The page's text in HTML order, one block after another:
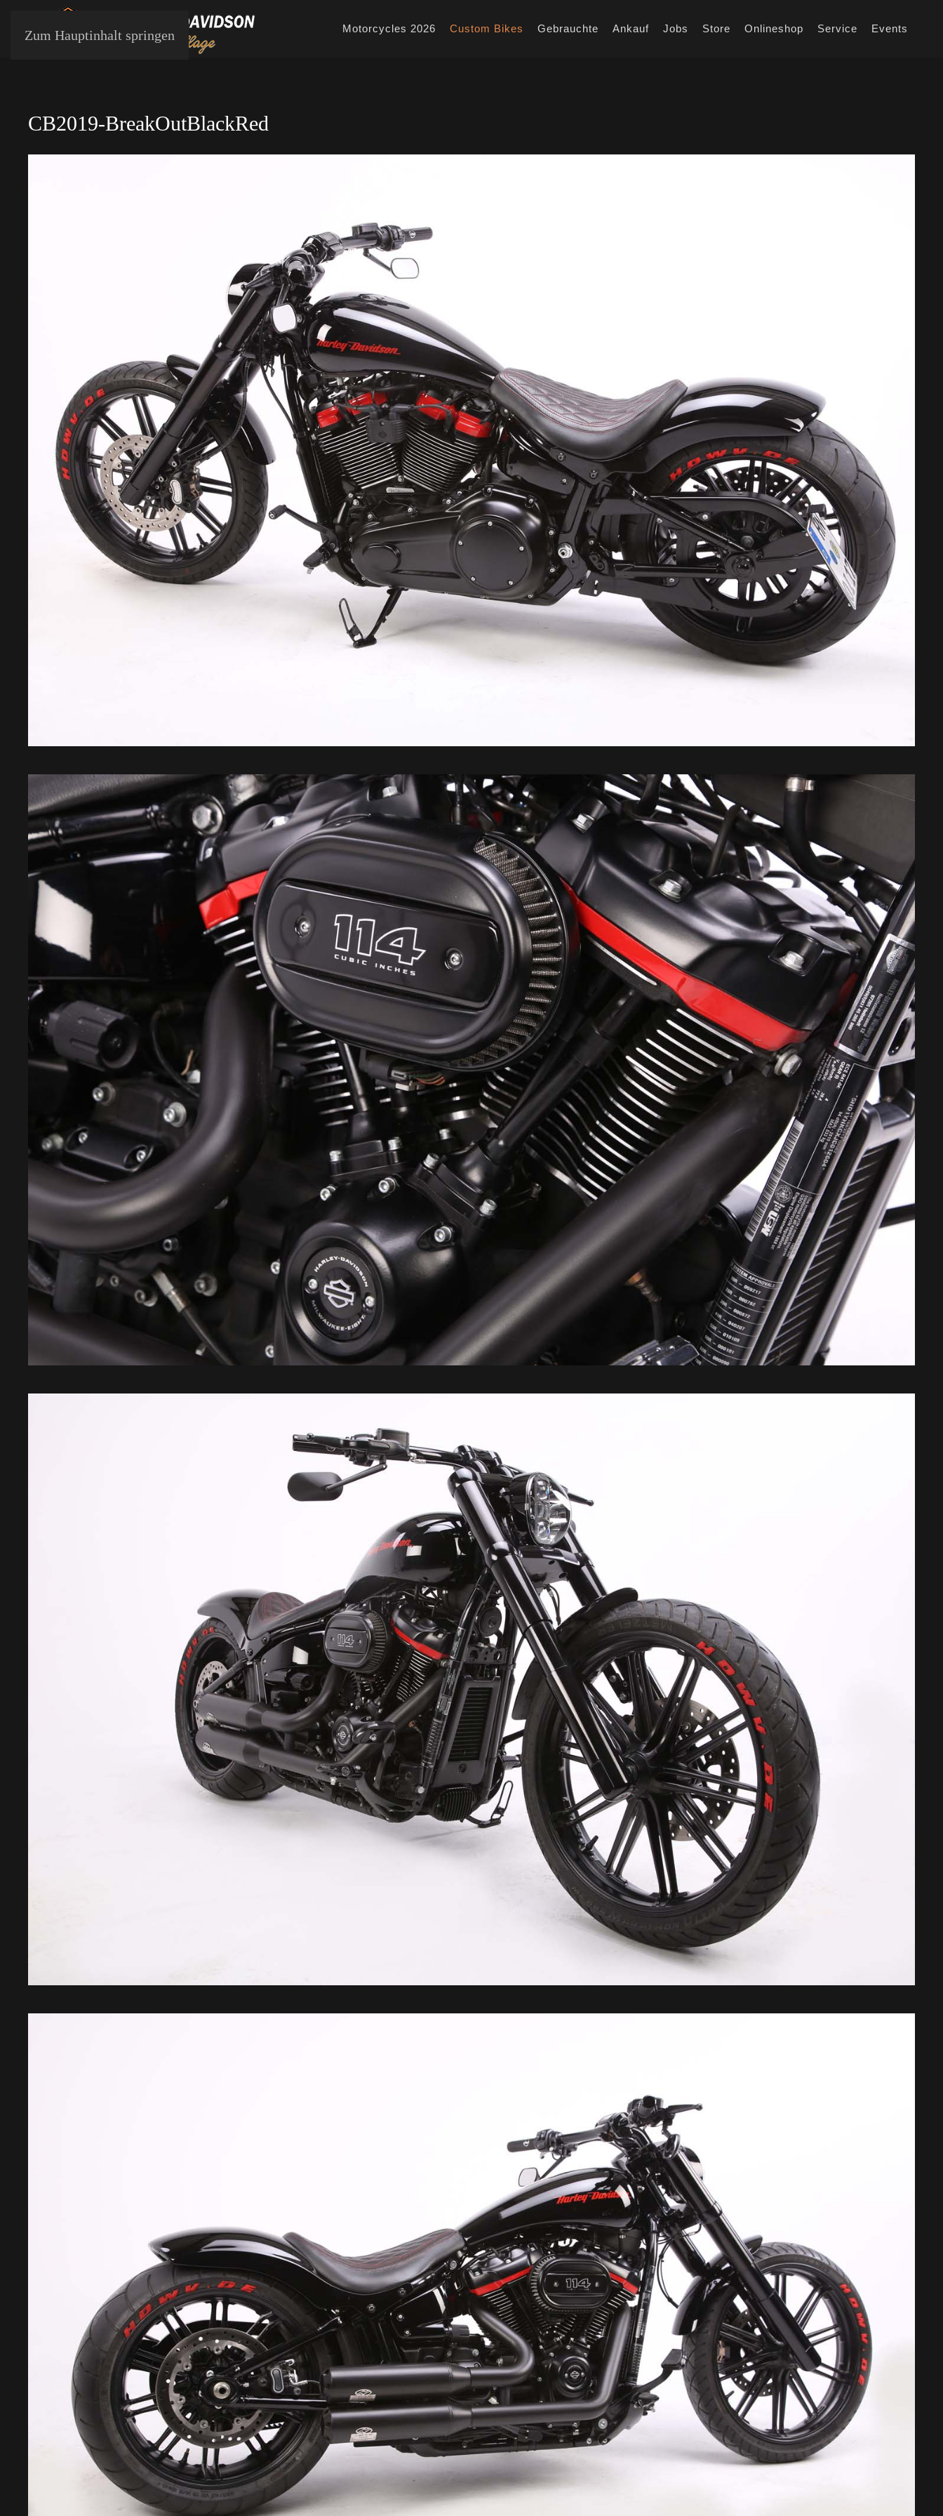
Zum Hauptinhalt springen Motorcycles 2026 Custom Bikes Gebrauchte Ankauf Jobs Store Onlineshop Service Events
CB2019-BreakOutBlackRed